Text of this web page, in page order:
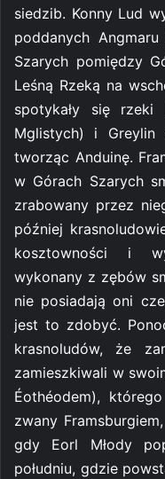
siedzib. Konny Lud
poddanych
Szarych pomiędzy
Leśną Rzeką na
spotykały się rzeki
Mglistych) i Greylin
tworząc Anduinę.
w Górach Szarych
zrabowany przez
później
kosztowności i
wykonany z zębów
nie posiadają oni
jest to zdobyć.
krasnoludów, że
zamieszkiwali w
Éothéodem),
zwany
gdy Eorl Młody
południu, gdzie